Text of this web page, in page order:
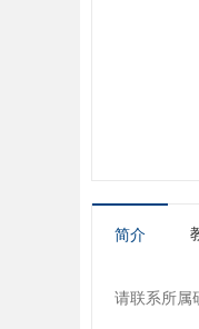
简介
请联系所属